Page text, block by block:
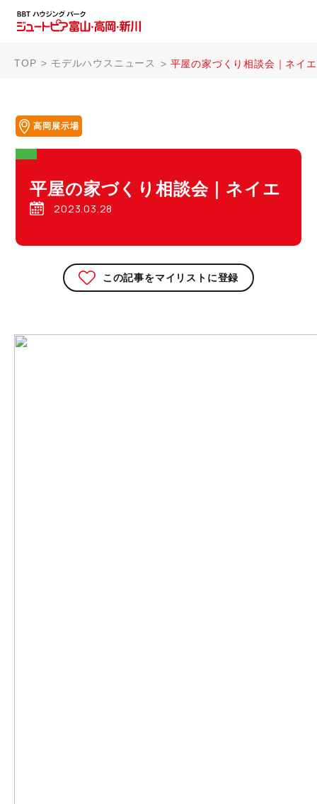
TOP モデルハウスニュース 平屋の家づくり相談会｜ネイエ
高岡展示場
平屋の家づくり相談会｜ネイエ
2023.03.28
この記事をマイリストに登録